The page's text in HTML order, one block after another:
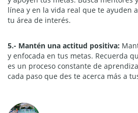
línea y en la vida real que te ayuden
tu área de interés.
5.- Mantén una actitud positiva:
y enfocada en tus metas. Recuerda
es un proceso constante de
cada paso que des te acerca más a